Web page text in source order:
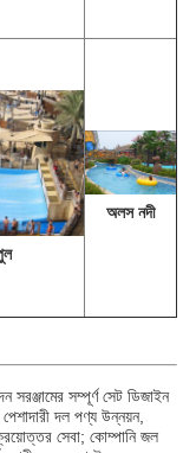
অলস নদী
সরঞ্জামের সম্পূর্ণ সেট ডিজাইন
দল পণ্য উন্নয়ন,
সেবা; কোম্পানি জল